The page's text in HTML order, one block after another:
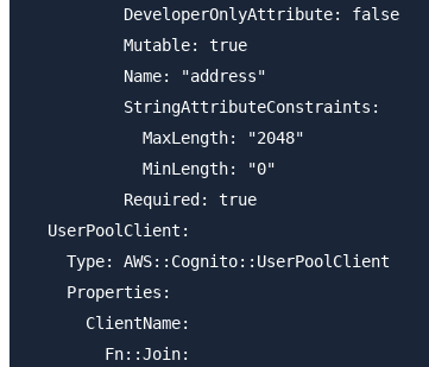
          DeveloperOnlyAttribute: false
          Mutable: true
          Name: "address"
          StringAttributeConstraints:
            MaxLength: "2048"
            MinLength: "0"
          Required: true
  UserPoolClient:
    Type: AWS::Cognito::UserPoolClient
    Properties:
      ClientName:
        Fn::Join: